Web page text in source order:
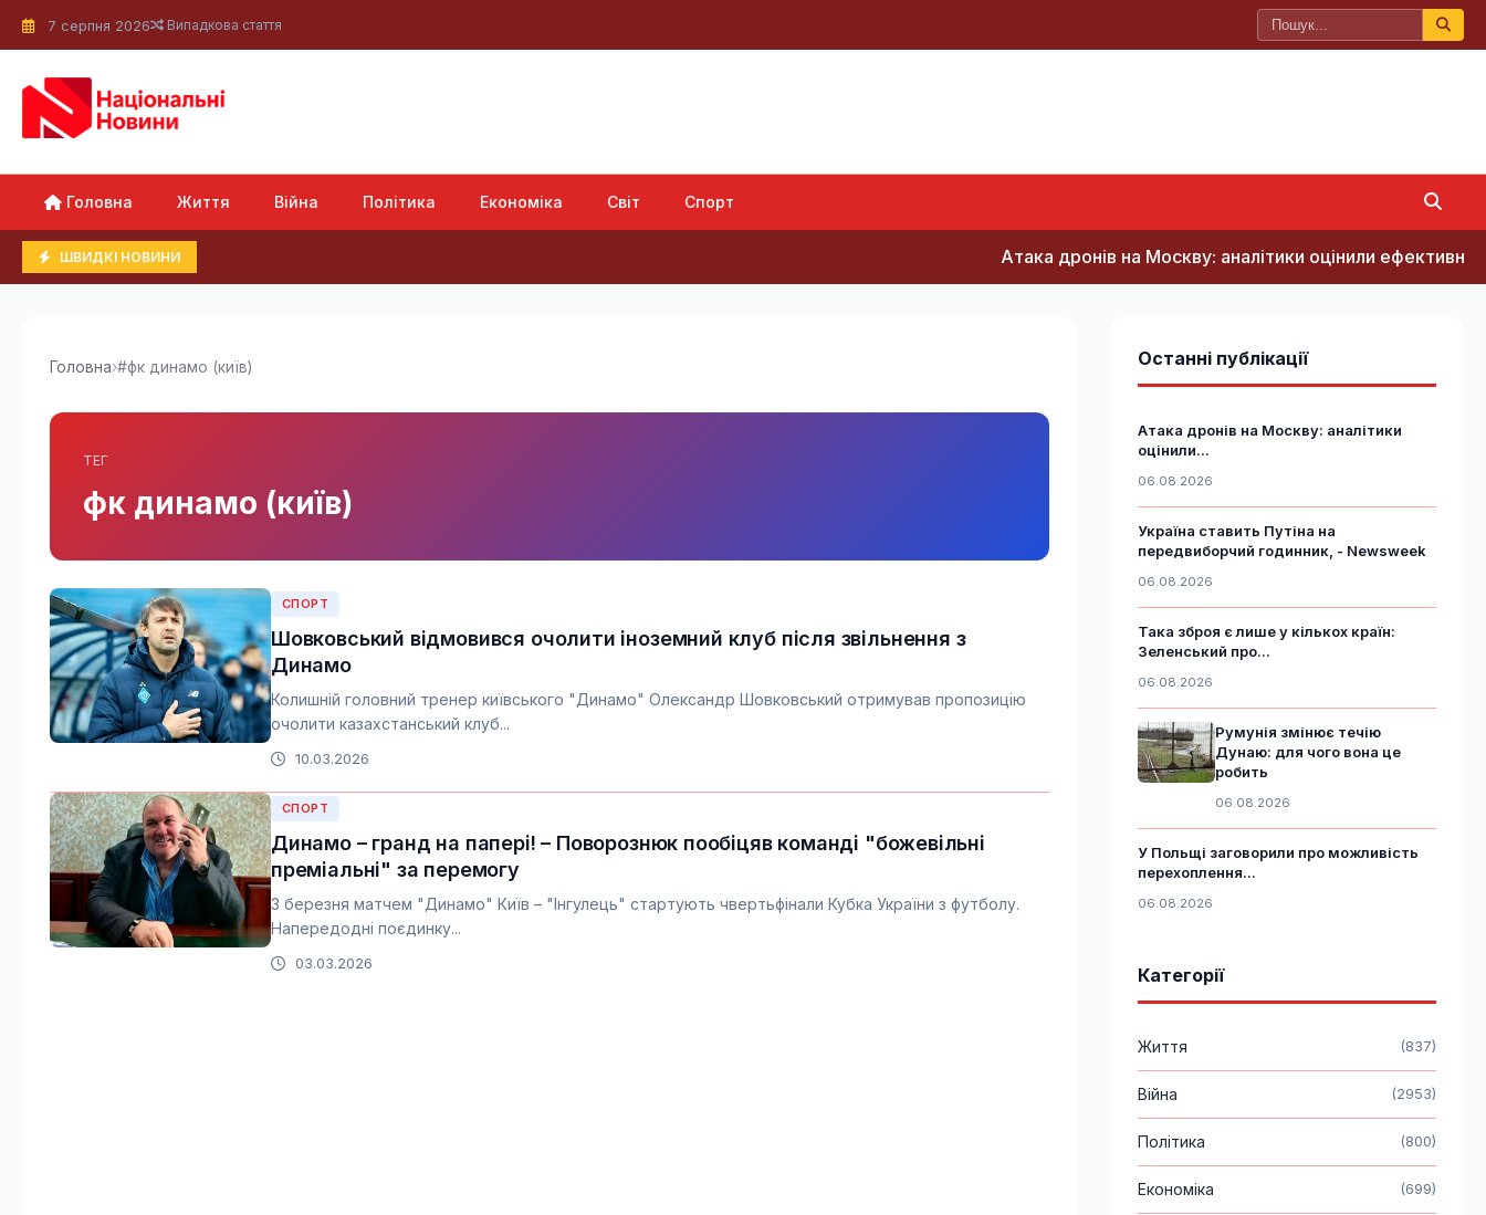
7 серпня 2026 Випадкова стаття
Головна Життя Війна Політика Економіка Світ Спорт
ШВИДКІ НОВИНИ Атака дронів на Москву: аналітики оцінили ефективність
Головна›#фк динамо (київ)
ТЕГ
фк динамо (київ)
СПОРТ
Шовковський відмовився очолити іноземний клуб після звільнення з
Динамо
Колишній головний тренер київського "Динамо" Олександр Шовковський отримував пропозицію
очолити казахстанський клуб...
10.03.2026
СПОРТ
Динамо – гранд на папері! – Поворознюк пообіцяв команді "божевільні
преміальні" за перемогу
3 березня матчем "Динамо" Київ – "Інгулець" стартують чвертьфінали Кубка України з футболу.
Напередодні поєдинку...
03.03.2026
Останні публікації
Атака дронів на Москву: аналітики
оцінили...
06.08.2026
Україна ставить Путіна на
передвиборчий годинник, - Newsweek
06.08.2026
Така зброя є лише у кількох країн:
Зеленський про...
06.08.2026
Румунія змінює течію
Дунаю: для чого вона це
робить
06.08.2026
У Польщі заговорили про можливість
перехоплення...
06.08.2026
Категорії
Життя (837)
Війна (2953)
Політика (800)
Економіка (699)